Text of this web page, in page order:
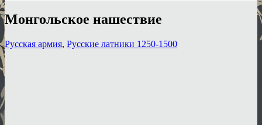
Монгольское нашествие
Русская армия, Русские латники 1250-1500